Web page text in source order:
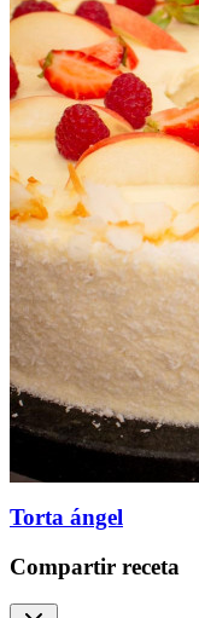
Torta ángel
Compartir receta